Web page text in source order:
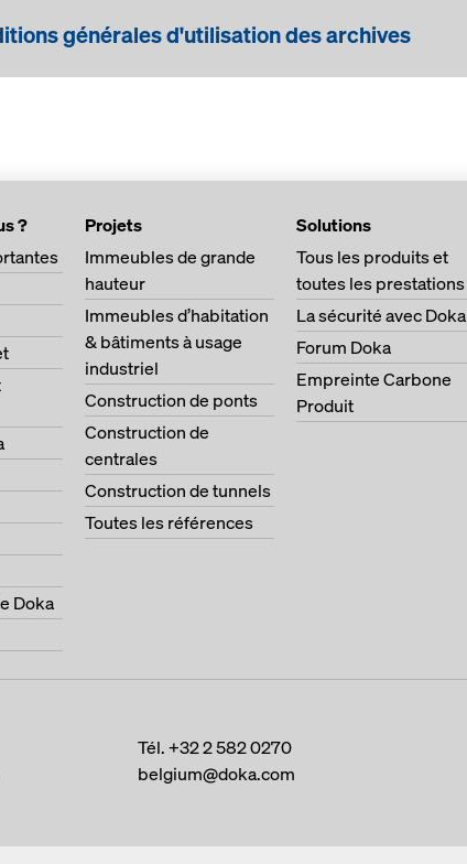
générales d'utilisation des archives
?
Doka
Projets
Immeubles de grande
hauteur
Immeubles d’habitation
& bâtiments à usage
industriel
Construction de ponts
Construction de
centrales
Construction de tunnels
Toutes les références
Solutions
Tous les produits et
toutes les prestations
La sécurité avec Doka
Forum Doka
Empreinte Carbone
Produit
Tél.+32 2 582 0270
belgium@doka.com